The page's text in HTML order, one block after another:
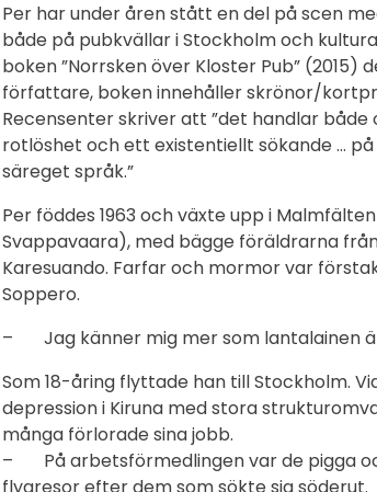
Per har under åren stått en del på scen
både på pubkvällar i Stockholm och
boken ”Norrsken över Kloster Pub” (2015)
författare, boken innehåller skrönor/
Recensenter skriver att ”det handlar både
rotlöshet och ett existentiellt sökande …
säreget språk.”
Per föddes 1963 och växte upp i
Svappavaara), med bägge föräldrarna
Karesuando. Farfar och mormor var
Soppero.
– Jag känner mig mer som lantalainen
Som 18-åring flyttade han till Stockholm.
depression i Kiruna med stora
många förlorade sina jobb.
– På arbetsförmedlingen var de pigga